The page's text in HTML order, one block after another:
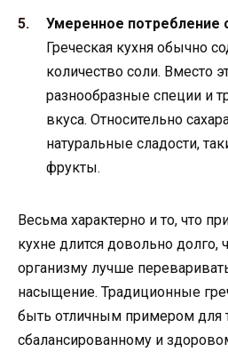
Умеренное потребление
Греческая кухня обычно
количество соли. Вместо
разнообразные специи и
вкуса. Относительно
натуральные сладости,
фрукты.
Весьма характерно и то, что
кухне длится довольно долго,
организму лучше
насыщение. Традиционные
быть отличным примером для
сбалансированному и